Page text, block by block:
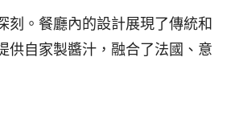
刻。餐廳內的設計展現了傳統和
供自家製醬汁，融合了法國、意